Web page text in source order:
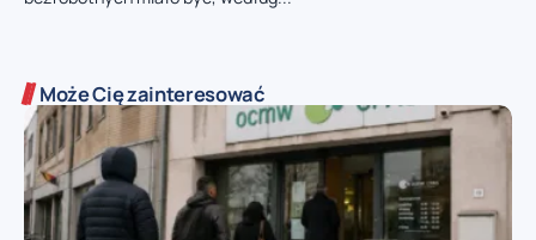
Może Cię zainteresować